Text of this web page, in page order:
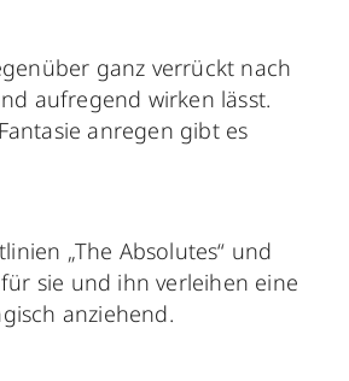
ganz verrückt nach
aufregend wirken lässt.
anregen gibt es
„The Absolutes“ und
sie und ihn verleihen eine
anziehend.